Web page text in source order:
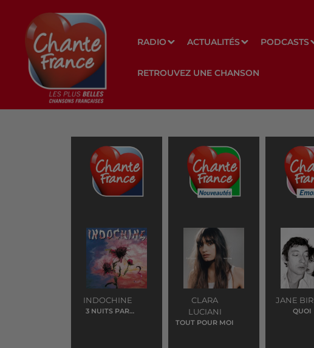
RADIO ACTUALITÉS PODCASTS
RETROUVEZ UNE CHANSON
INDOCHINE
3 NUITS PAR
CLARA
LUCIANI
TOUT POUR MOI
JANE
QUOI